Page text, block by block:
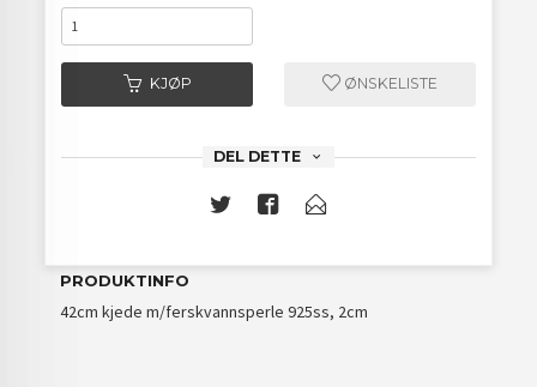
KJØP ØNSKELISTE
DEL DETTE
PRODUKTINFO
42cm kjede m/ferskvannsperle 925ss, 2cm